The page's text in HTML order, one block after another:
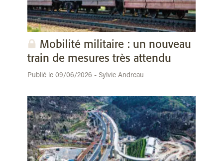
Mobilité militaire : un nouveau
train de mesures très attendu
Publié le 09/06/2026 - Sylvie Andreau